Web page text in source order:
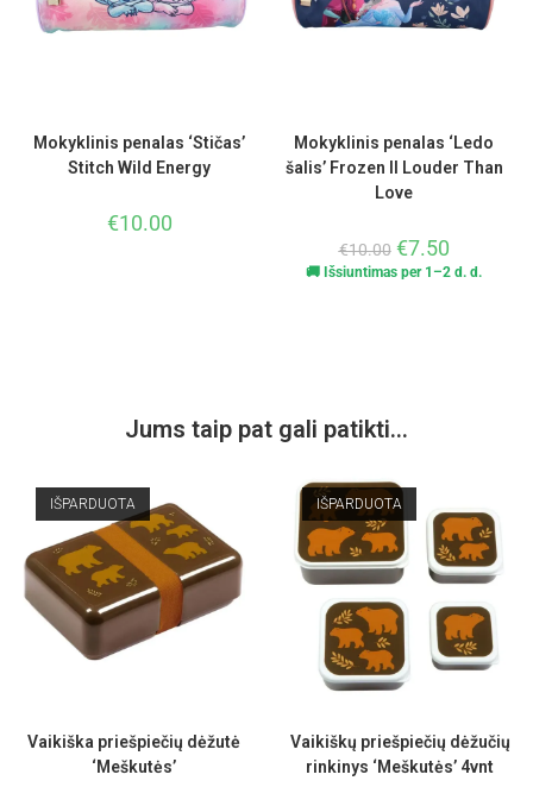
Mokyklinis penalas ‘Stičas’
Stitch Wild Energy
€10.00
Mokyklinis penalas ‘Ledo
šalis’ Frozen II Louder Than
Love
€10.00 €7.50
🚚 Išsiuntimas per 1–2 d. d.
Jums taip pat gali patikti…
IŠPARDUOTA
Vaikiška priešpiečių dėžutė
‘Meškutės’
IŠPARDUOTA
Vaikiškų priešpiečių dėžučių
rinkinys ‘Meškutės’ 4vnt